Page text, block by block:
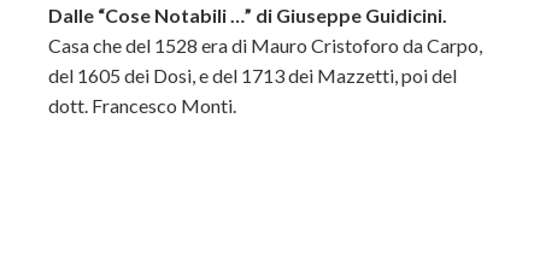
Dalle “Cose Notabili …” di Giuseppe Guidicini.
Casa che del 1528 era di Mauro Cristoforo da Carpo,
del 1605 dei Dosi, e del 1713 dei Mazzetti, poi del
dott. Francesco Monti.